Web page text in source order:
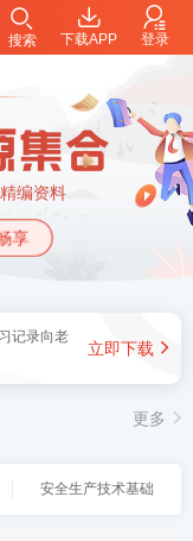
下载APP 登录
搜索
编资料
享
记录向老
立即下载
更多
安全生产技术基础